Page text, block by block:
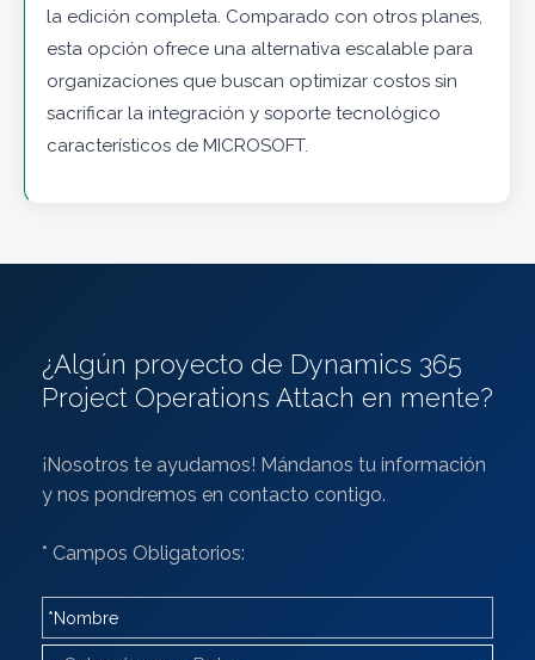
la edición completa. Comparado con otros planes,
esta opción ofrece una alternativa escalable para
organizaciones que buscan optimizar costos sin
sacrificar la integración y soporte tecnológico
característicos de MICROSOFT.
¿Algún proyecto de Dynamics 365
Project Operations Attach en mente?
¡Nosotros te ayudamos! Mándanos tu información
y nos pondremos en contacto contigo.
* Campos Obligatorios: